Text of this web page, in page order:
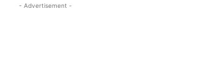
- Advertisement -